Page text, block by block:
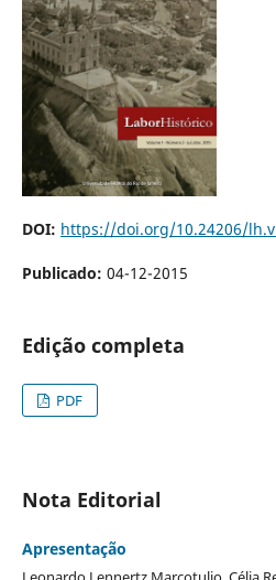
DOI: https://doi.org/10.24206/
Publicado: 04-12-2015
Edição completa
PDF
Nota Editorial
Apresentação